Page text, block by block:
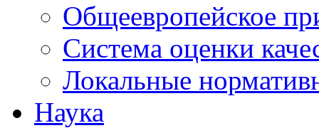
Общеевропейское
Система оценки
Локальные
Наука